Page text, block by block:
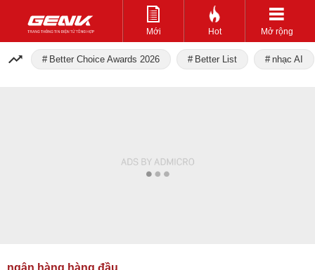
Mới Hot Mở rộng
Better Choice Awards 2026 Better List nhạc AI
ngân hàng hàng đầu